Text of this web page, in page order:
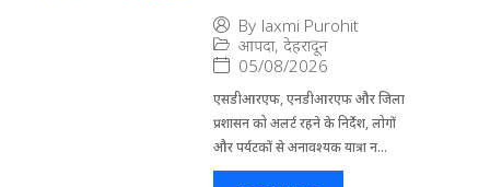
By laxmi Purohit
आपदा, देहरादून
05/08/2026
एसडीआरएफ, एनडीआरएफ और जिला
प्रशासन को अलर्ट रहने के निर्देश, लोगों
और पर्यटकों से अनावश्यक यात्रा न...